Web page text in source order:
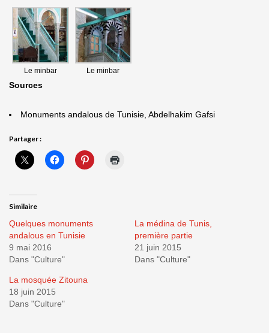
Le minbar Le minbar
Sources
Monuments andalous de Tunisie, Abdelhakim Gafsi
Partager :
Similaire
Quelques monuments
andalous en Tunisie
9 mai 2016
Dans "Culture"
La médina de Tunis,
première partie
21 juin 2015
Dans "Culture"
La mosquée Zitouna
18 juin 2015
Dans "Culture"